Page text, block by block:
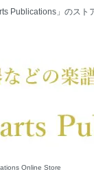
Publications」のスト
Online Store